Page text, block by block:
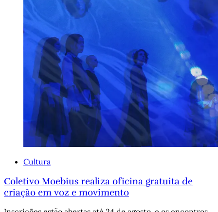
Cultura
Coletivo Moebius realiza oficina gratuita de
criação em voz e movimento